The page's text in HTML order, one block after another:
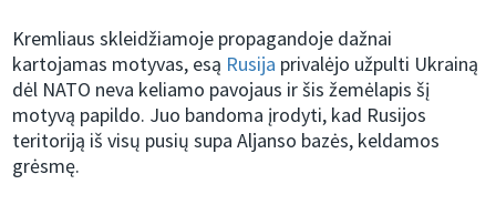
Kremliaus skleidžiamoje propagandoje dažnai
kartojamas motyvas, esą Rusija privalėjo užpulti Ukrainą
dėl NATO neva keliamo pavojaus ir šis žemėlapis šį
motyvą papildo. Juo bandoma įrodyti, kad Rusijos
teritoriją iš visų pusių supa Aljanso bazės, keldamos
grėsmę.